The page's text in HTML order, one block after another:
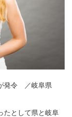
発令 ／岐阜県
たとして県と岐阜